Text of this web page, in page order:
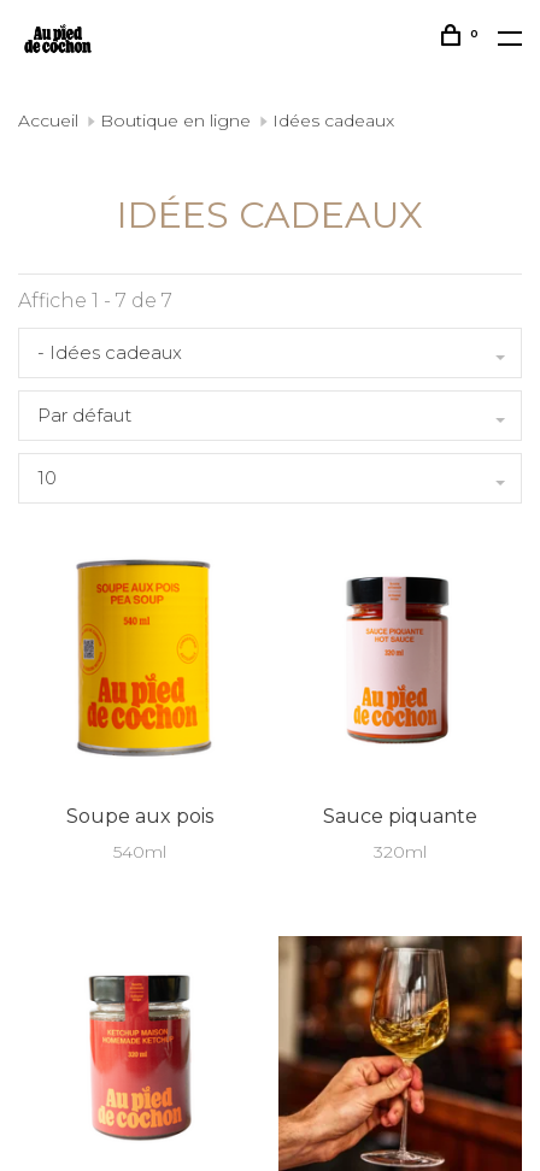
0
Accueil Boutique en ligne Idées cadeaux
IDÉES CADEAUX
Affiche 1 - 7 de 7
- Idées cadeaux
Par défaut
10
Soupe aux pois
540ml
Sauce piquante
320ml